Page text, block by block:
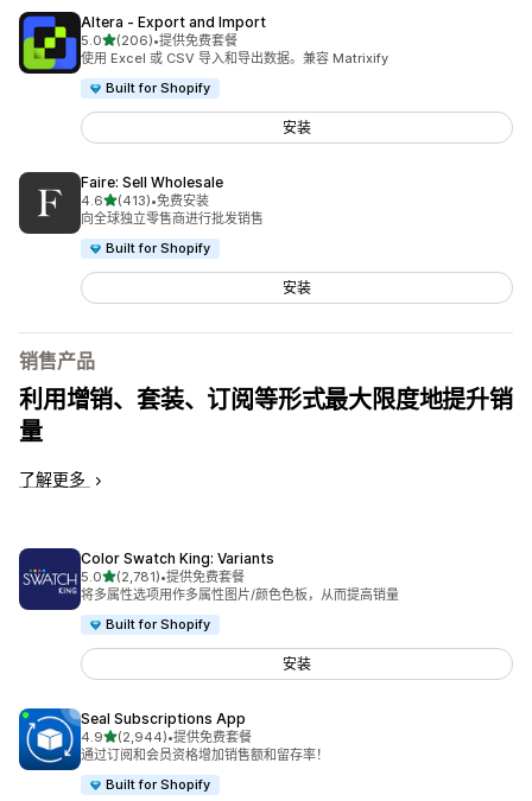
Altera ‑ Export and Import
5.0星（满分 5 星）
(206)
总共 206 条评论
•提供免费套餐
使用 Excel 或 CSV 导入和导出数据。兼容 Matrixify
Built for Shopify
安装
Faire: Sell Wholesale
4.6星（满分 5 星）
(413)
总共 413 条评论
•免费安装
向全球独立零售商进行批发销售
Built for Shopify
安装
销售产品
利用增销、套装、订阅等形式最大限度地提升销
量
了解更多
Color Swatch King: Variants
5.0星（满分 5 星）
(2,781)
总共 2781 条评论
•提供免费套餐
将多属性选项用作多属性图片/颜色色板，从而提高销量
Built for Shopify
安装
Seal Subscriptions App
4.9星（满分 5 星）
(2,944)
总共 2944 条评论
•提供免费套餐
通过订阅和会员资格增加销售额和留存率！
Built for Shopify